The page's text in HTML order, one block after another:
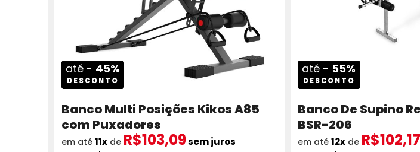
até - 45%
DESCONTO
Banco Multi Posições Kikos A85
com Puxadores
em até 11xde R$103,09sem juros
até - 55%
DESCONTO
Banco De Supino
BSR-206
em até 12xde R$102,17